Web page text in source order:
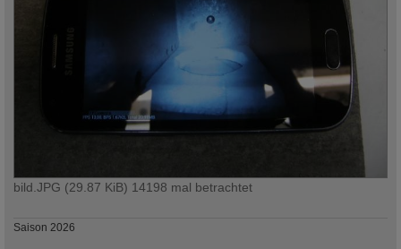
bild.JPG (29.87 KiB) 14198 mal betrachtet
Saison 2026